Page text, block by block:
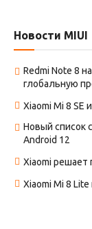
Новости MIUI
Redmi Note 8
глобальную
Xiaomi Mi 8 SE
Новый список
Android 12
Xiaomi решает
Xiaomi Mi 8